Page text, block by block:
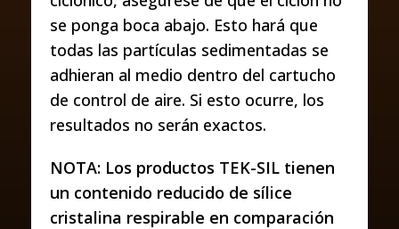
se ponga boca abajo. Esto hará que
todas las partículas sedimentadas se
adhieran al medio dentro del cartucho
de control de aire. Si esto ocurre, los
resultados no serán exactos.
NOTA: Los productos TEK-SIL tienen
un contenido reducido de sílice
cristalina respirable en comparación